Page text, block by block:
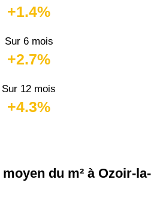
+1.4%
Sur 6 mois
+2.7%
Sur 12 mois
+4.3%
du m² à Ozoir-la-